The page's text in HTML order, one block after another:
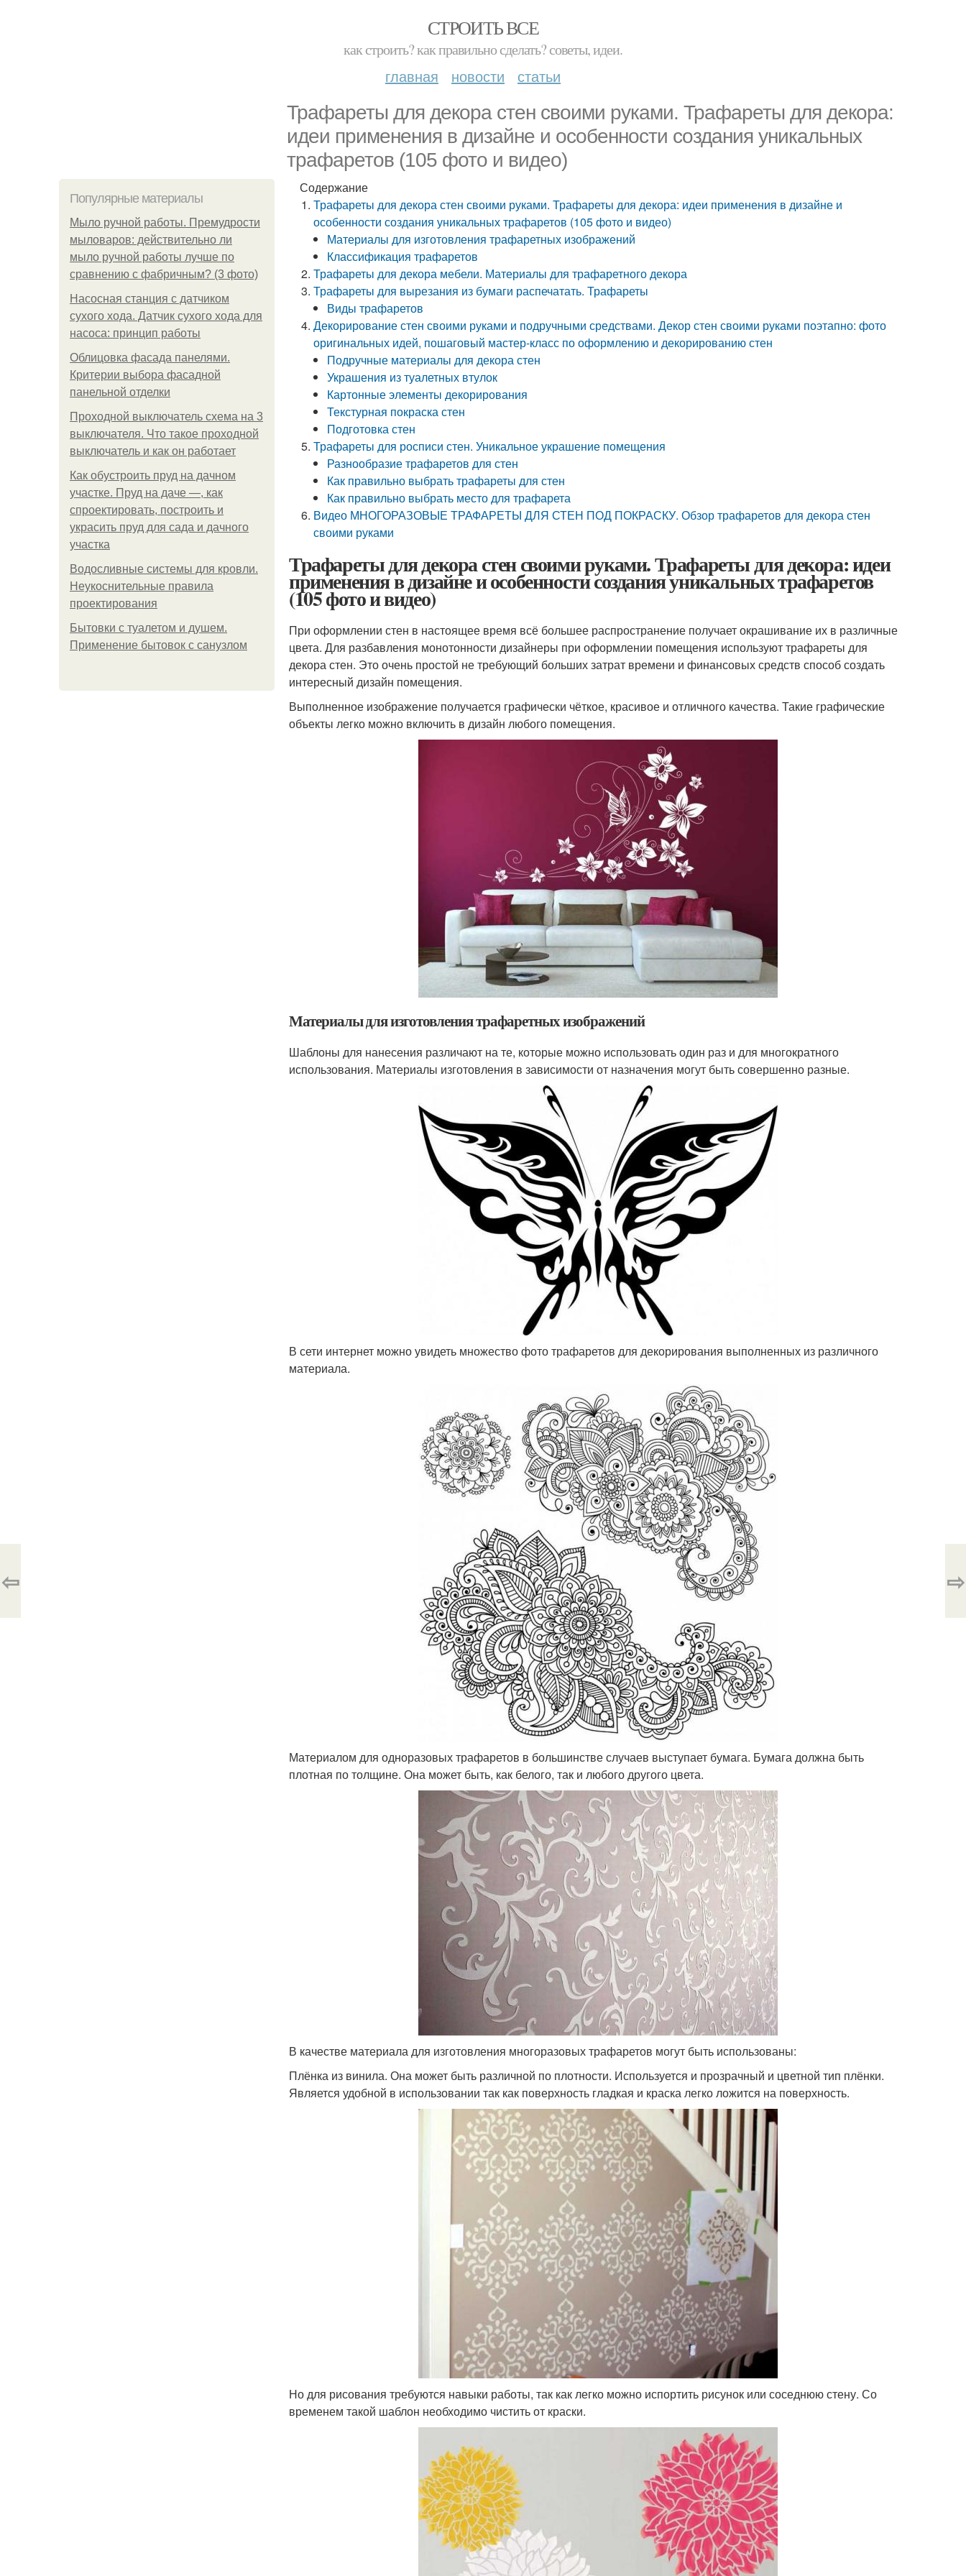
СТРОИТЬ ВСЕ
как строить? как правильно сделать? советы, идеи.
главная новости статьи
Трафареты для декора стен своими руками. Трафареты для декора:
идеи применения в дизайне и особенности создания уникальных
трафаретов (105 фото и видео)
Популярные материалы
Мыло ручной работы. Премудрости
мыловаров: действительно ли
мыло ручной работы лучше по
сравнению с фабричным? (3 фото)
Насосная станция с датчиком
сухого хода. Датчик сухого хода для
насоса: принцип работы
Облицовка фасада панелями.
Критерии выбора фасадной
панельной отделки
Проходной выключатель схема на 3
выключателя. Что такое проходной
выключатель и как он работает
Как обустроить пруд на дачном
участке. Пруд на даче —, как
спроектировать, построить и
украсить пруд для сада и дачного
участка
Водосливные системы для кровли.
Неукоснительные правила
проектирования
Бытовки с туалетом и душем.
Применение бытовок с санузлом
Содержание
Трафареты для декора стен своими руками. Трафареты для декора: идеи применения в дизайне и
особенности создания уникальных трафаретов (105 фото и видео)
Материалы для изготовления трафаретных изображений
Классификация трафаретов
Трафареты для декора мебели. Материалы для трафаретного декора
Трафареты для вырезания из бумаги распечатать. Трафареты
Виды трафаретов
Декорирование стен своими руками и подручными средствами. Декор стен своими руками поэтапно: фото
оригинальных идей, пошаговый мастер-класс по оформлению и декорированию стен
Подручные материалы для декора стен
Украшения из туалетных втулок
Картонные элементы декорирования
Текстурная покраска стен
Подготовка стен
Трафареты для росписи стен. Уникальное украшение помещения
Разнообразие трафаретов для стен
Как правильно выбрать трафареты для стен
Как правильно выбрать место для трафарета
Видео МНОГОРАЗОВЫЕ ТРАФАРЕТЫ ДЛЯ СТЕН ПОД ПОКРАСКУ. Обзор трафаретов для декора стен
своими руками
Трафареты для декора стен своими руками. Трафареты для декора: идеи
применения в дизайне и особенности создания уникальных трафаретов
(105 фото и видео)
При оформлении стен в настоящее время всё большее распространение получает окрашивание их в различные
цвета. Для разбавления монотонности дизайнеры при оформлении помещения используют трафареты для
декора стен. Это очень простой не требующий больших затрат времени и финансовых средств способ создать
интересный дизайн помещения.
Выполненное изображение получается графически чёткое, красивое и отличного качества. Такие графические
объекты легко можно включить в дизайн любого помещения.
Материалы для изготовления трафаретных изображений
Шаблоны для нанесения различают на те, которые можно использовать один раз и для многократного
использования. Материалы изготовления в зависимости от назначения могут быть совершенно разные.
В сети интернет можно увидеть множество фото трафаретов для декорирования выполненных из различного
материала.
Материалом для одноразовых трафаретов в большинстве случаев выступает бумага. Бумага должна быть
плотная по толщине. Она может быть, как белого, так и любого другого цвета.
В качестве материала для изготовления многоразовых трафаретов могут быть использованы:
Плёнка из винила. Она может быть различной по плотности. Используется и прозрачный и цветной тип плёнки.
Является удобной в использовании так как поверхность гладкая и краска легко ложится на поверхность.
Но для рисования требуются навыки работы, так как легко можно испортить рисунок или соседнюю стену. Со
временем такой шаблон необходимо чистить от краски.
⇦ ⇨